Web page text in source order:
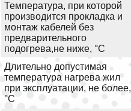
Температура, при которой
производится прокладка и
монтаж кабелей без
предварительного
подогрева,не ниже, °С
Длительно допустимая
температура нагрева жил
при эксплуатации, не более,
°С